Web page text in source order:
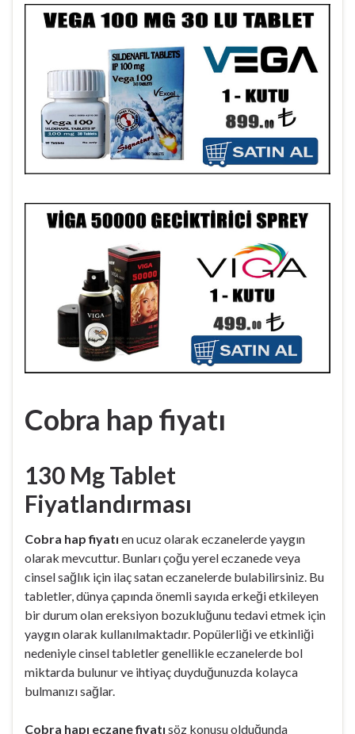
Cobra hap fiyatı
130 Mg Tablet
Fiyatlandırması
Cobra hap fiyatı en ucuz olarak eczanelerde yaygın
olarak mevcuttur. Bunları çoğu yerel eczanede veya
cinsel sağlık için ilaç satan eczanelerde bulabilirsiniz. Bu
tabletler, dünya çapında önemli sayıda erkeği etkileyen
bir durum olan ereksiyon bozukluğunu tedavi etmek için
yaygın olarak kullanılmaktadır. Popülerliği ve etkinliği
nedeniyle cinsel tabletler genellikle eczanelerde bol
miktarda bulunur ve ihtiyaç duyduğunuzda kolayca
bulmanızı sağlar.
Cobra hapı eczane fiyatı söz konusu olduğunda